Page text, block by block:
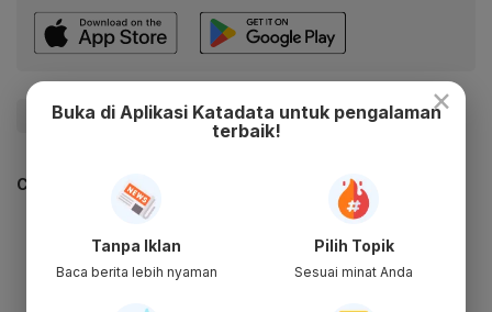
#Jokowi #IKN #Ibu Kota Baru #Nusantara
CEK JUGA DATA INI
×
Buka di Aplikasi Katadata untuk pengalaman
terbaik!
Tanpa Iklan
Baca berita lebih nyaman
Pilih Topik
Sesuai minat Anda